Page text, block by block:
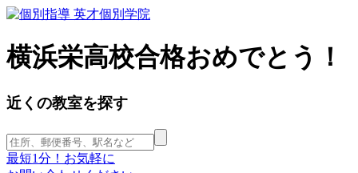
横浜栄高校合格おめでとう！
近くの教室を探す
最短1分！お気軽に